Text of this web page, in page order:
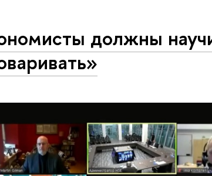
должны